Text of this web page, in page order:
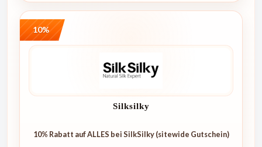
10%
Silksilky
10% Rabatt auf ALLES bei SilkSilky (sitewide Gutschein)